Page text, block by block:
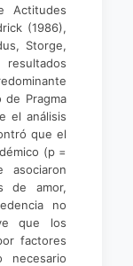
Actitudes
(1986),
Storge,
Pragma
el análisis
que el
(p =
de amor,
no
que los
factores
necesario